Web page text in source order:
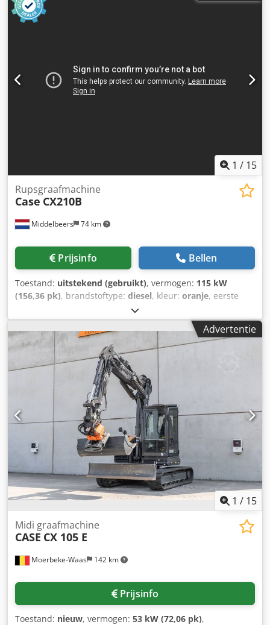
1 / 15
Middelbeers 74 km
Rupsgraafmachine
Case CX210B
Prijsinfo Bellen
Toestand: uitstekend (gebruikt), vermogen: 115 kW
(156,36 pk), brandstoftype: diesel, kleur: oranje, eerste
, Bouwjaar:
h, Algemene informatie Bouwjaar: 2012 Serienummer:
DCH210R5NCEAH2500 Technische informatie Aantal
cilinders: 4 Leeggewicht: 22.600 kg Djdpfx Abjy En Ndohsck
Functioneel Werkbreedte: 300 cm CE-markering: ja Staat
Technische staat: zeer goed Optische staat: zeer goed
Financiële informatie Prijs: op aanvraag Garantie Garantie:
Van eerste eigenaar, volledig dealeronderhouden, direct
inzetbaar! - 80% rupsloopwerk - Inclusief 3 bakken: 1300
mm, 450 mm en 2000 mm slotenbak - Optioneel met
TOPCON 3D-systeem uit 2021
Advertentie
1 / 15
Moerbeke-Waas 142 km
Midi graafmachine
CASE CX 105 E
Prijsinfo
Toestand: nieuw, vermogen: 53 kW (72,06 pk),